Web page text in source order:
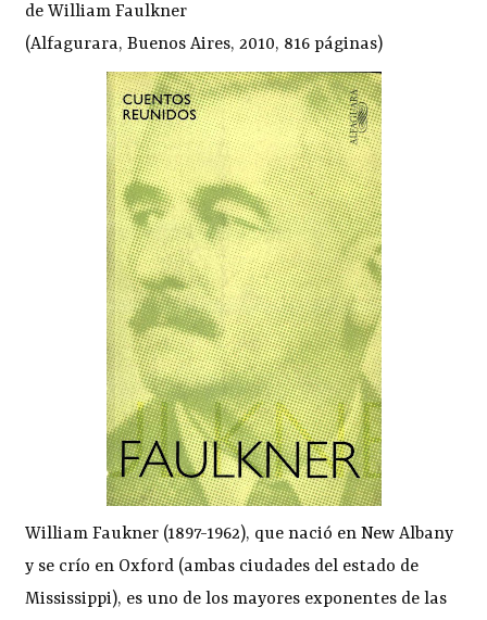
de William Faulkner
(Alfagurara, Buenos Aires, 2010, 816 páginas)
William Faukner (1897-1962), que nació en New Albany
y se crío en Oxford (ambas ciudades del estado de
Mississippi), es uno de los mayores exponentes de las